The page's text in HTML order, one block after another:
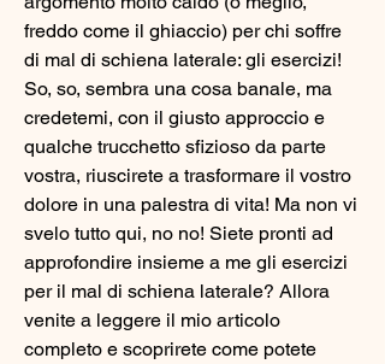
freddo come il ghiaccio) per chi soffre
di mal di schiena laterale: gli esercizi!
So, so, sembra una cosa banale, ma
credetemi, con il giusto approccio e
qualche trucchetto sfizioso da parte
vostra, riuscirete a trasformare il vostro
dolore in una palestra di vita! Ma non vi
svelo tutto qui, no no! Siete pronti ad
approfondire insieme a me gli esercizi
per il mal di schiena laterale? Allora
venite a leggere il mio articolo
completo e scoprirete come potete